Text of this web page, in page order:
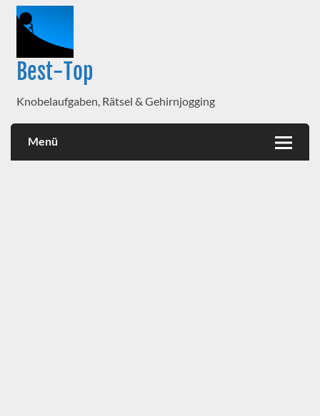
Best-Top
Knobelaufgaben, Rätsel & Gehirnjogging
Menü